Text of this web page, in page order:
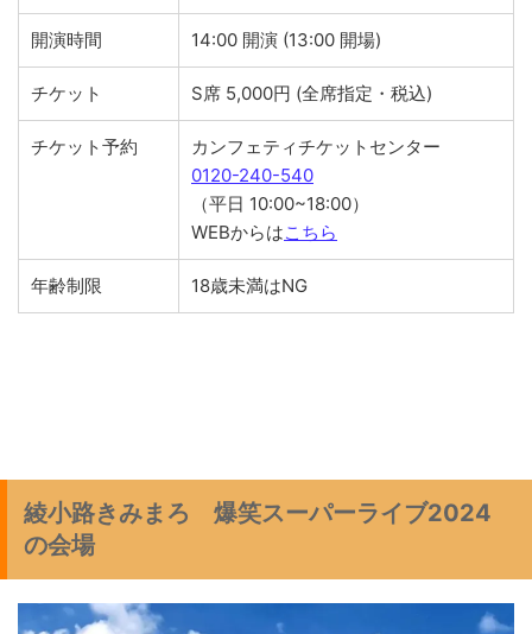
開演時間 14:00 開演 (13:00 開場)
チケット S席 5,000円 (全席指定・税込)
チケット予約
カンフェティチケットセンター
0120-240-540
（平日 10:00~18:00）
WEBからはこちら
年齢制限 18歳未満はNG
綾小路きみまろ 爆笑スーパーライブ2024
の会場